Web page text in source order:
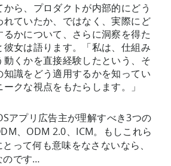
から、プロダクトが内部的にどう
れていたか、ではなく、実際にど
かについて、さらに洞察を得た
彼女は語ります。「私は、仕組み
動くかを直接経験したという、そ
知識をどう適用するかを知ってい
クな視点をもたらします。」
アプリ広告主が理解すべき3つの
、ODM 2.0、ICM。もしこれら
って何も意味をなさないなら、
のです…